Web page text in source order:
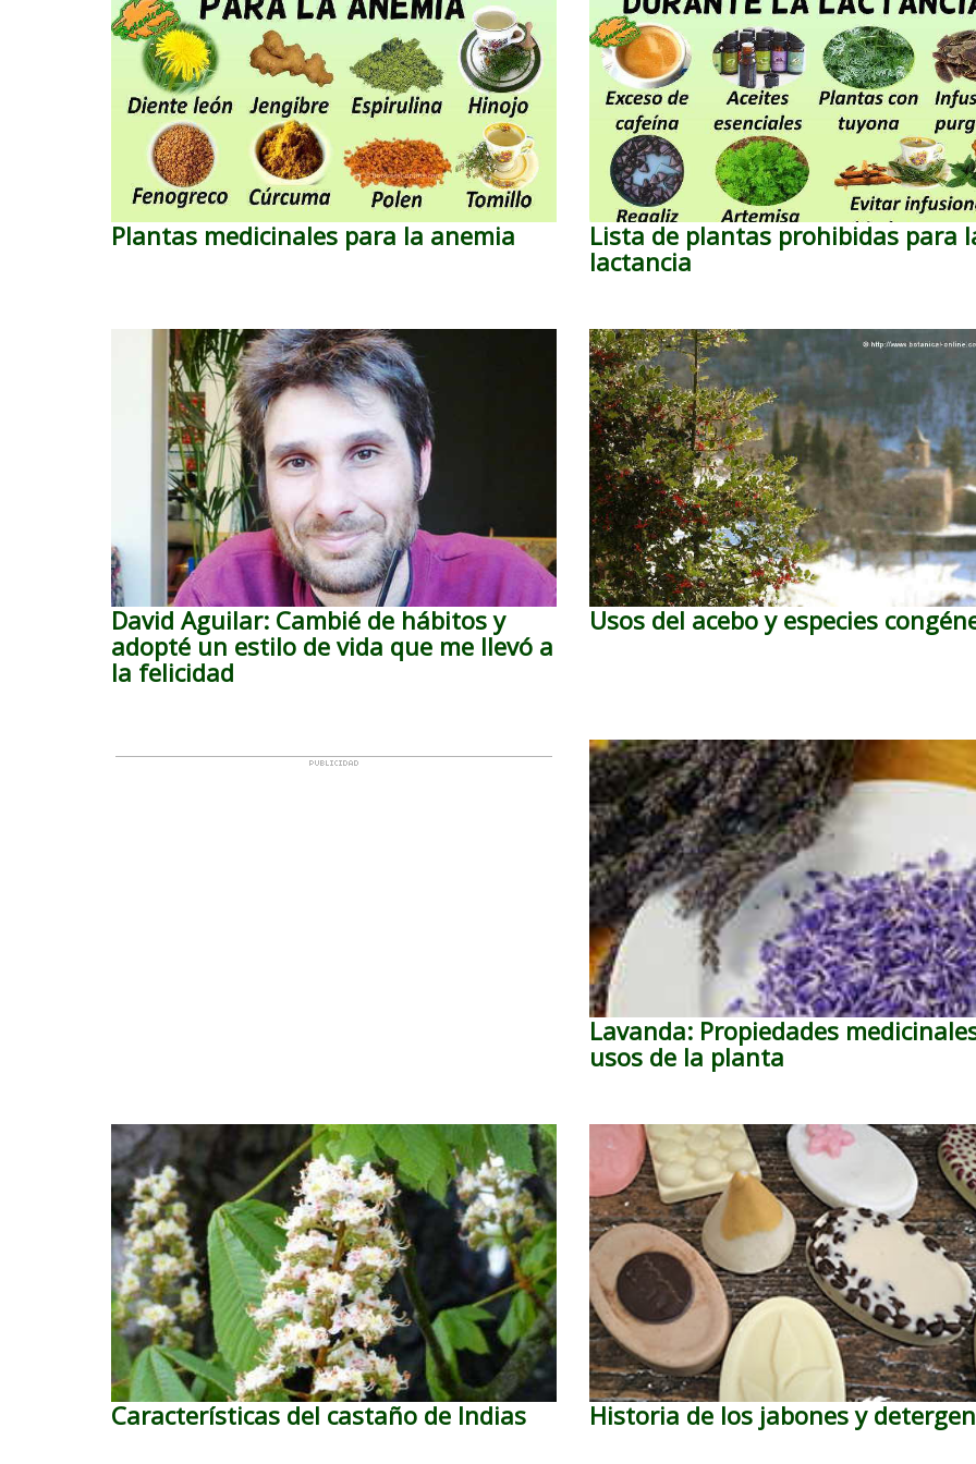
Plantas medicinales para la anemia
Lista de plantas prohibidas para
lactancia
David Aguilar: Cambié de hábitos y
adopté un estilo de vida que me llevó a
la felicidad
Usos del acebo y especies
Lavanda: Propiedades
usos de la planta
Características del castaño de Indias Historia de los jabones y